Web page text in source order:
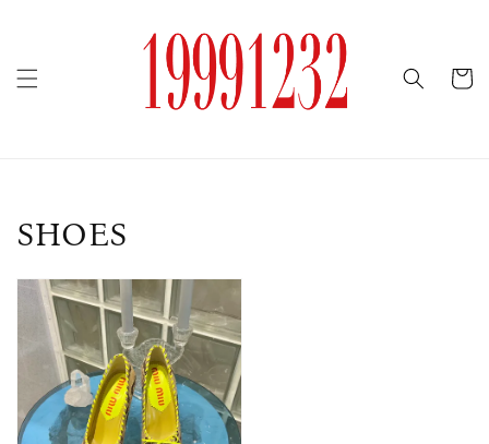
SHOES